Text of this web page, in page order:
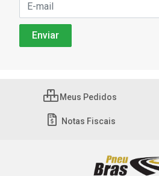
Meus Pedidos
Notas Fiscais